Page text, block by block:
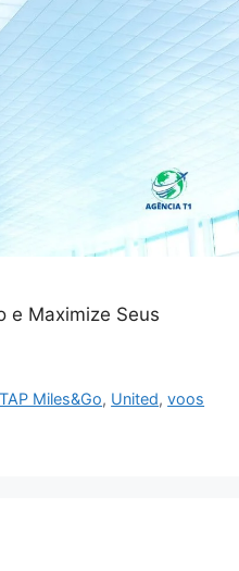
e Maximize Seus
TAP Miles&Go, United,voos